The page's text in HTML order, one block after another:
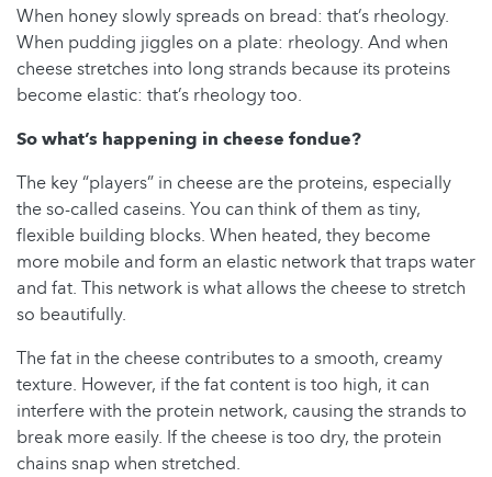
When honey slowly spreads on bread: that’s rheology.
When pudding jiggles on a plate: rheology. And when
cheese stretches into long strands because its proteins
become elastic: that’s rheology too.
So what’s happening in cheese fondue?
The key “players” in cheese are the proteins, especially
the so-called caseins. You can think of them as tiny,
flexible building blocks. When heated, they become
more mobile and form an elastic network that traps water
and fat. This network is what allows the cheese to stretch
so beautifully.
The fat in the cheese contributes to a smooth, creamy
texture. However, if the fat content is too high, it can
interfere with the protein network, causing the strands to
break more easily. If the cheese is too dry, the protein
chains snap when stretched.